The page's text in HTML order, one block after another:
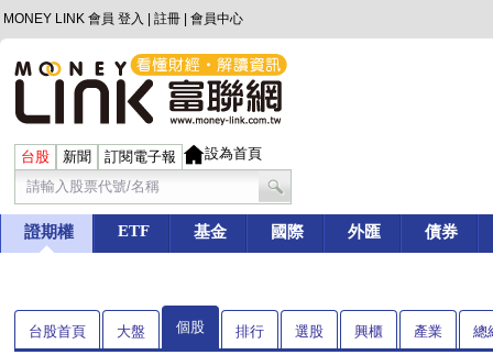
MONEY LINK 會員 登入 註冊 會員中心
台股 新聞 訂閱電子報 設為首頁
證期權 ETF 基金 國際 外匯 債券
台股首頁 大盤 個股 排行 選股 興櫃 產業 總